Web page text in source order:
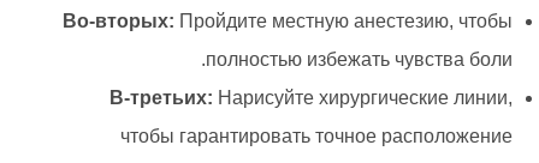
Во-вторых: Пройдите местную анестезию, чтобы
полностью избежать чувства боли.
В-третьих: Нарисуйте хирургические линии,
чтобы гарантировать точное расположение